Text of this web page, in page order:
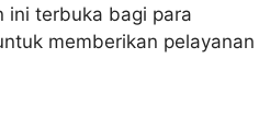
ini terbuka bagi para
memberikan pelayanan